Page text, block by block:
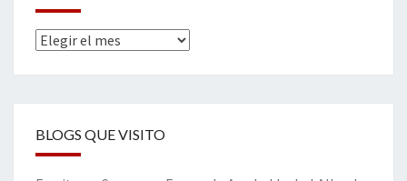
Archivos
BLOGS QUE VISITO